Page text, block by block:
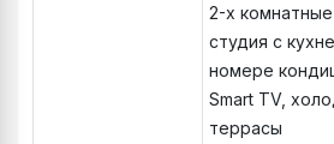
2-х
студия с
номере
Smart TV,
террасы